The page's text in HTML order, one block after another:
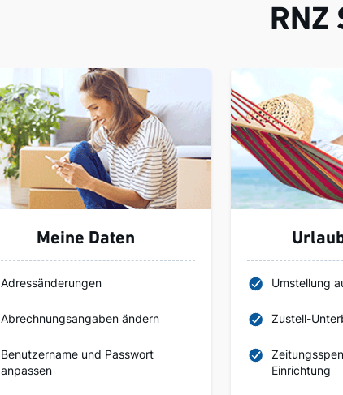
RNZ
Meine Daten
Adressänderungen
Abrechnungsangaben ändern
Benutzername und Passwort
anpassen
Umstellung
Zustell-
Einrichtung